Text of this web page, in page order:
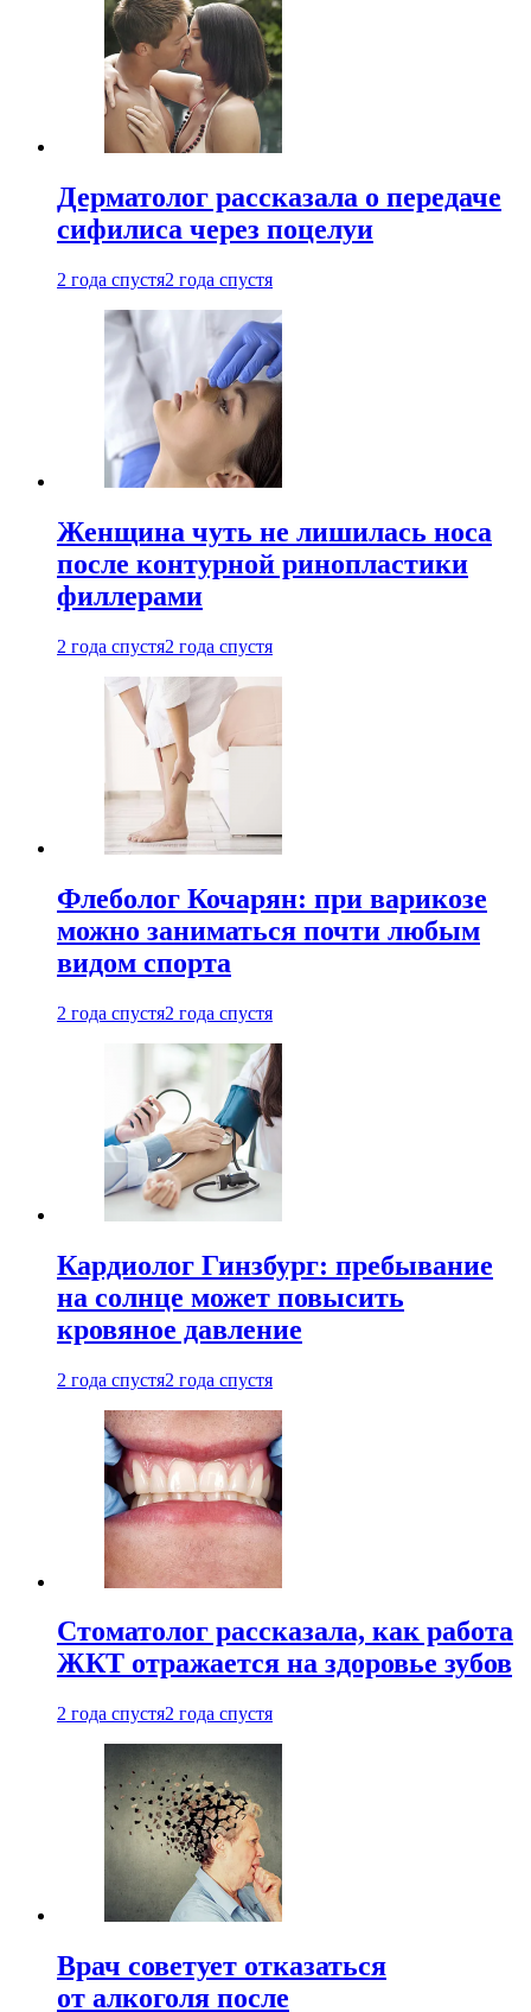
Дерматолог рассказала о передаче
сифилиса через поцелуи
2 года спустя2 года спустя
Женщина чуть не лишилась носа
после контурной ринопластики
филлерами
2 года спустя2 года спустя
Флеболог Кочарян: при варикозе
можно заниматься почти любым
видом спорта
2 года спустя2 года спустя
Кардиолог Гинзбург: пребывание
на солнце может повысить
кровяное давление
2 года спустя2 года спустя
Стоматолог рассказала, как работа
ЖКТ отражается на здоровье зубов
2 года спустя2 года спустя
Врач советует отказаться
от алкоголя после